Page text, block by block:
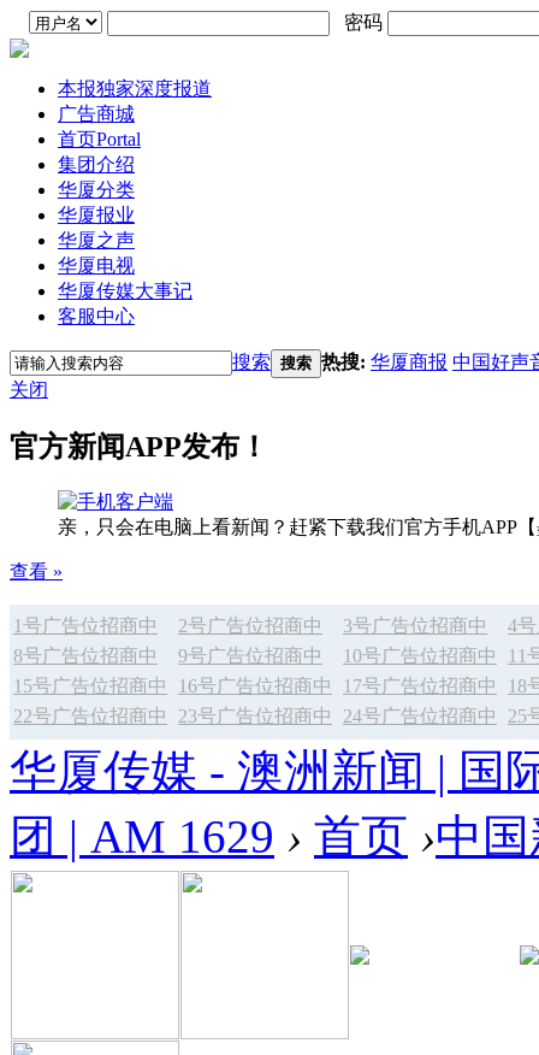
密码
本报独家深度报道
广告商城
首页Portal
集团介绍
华厦分类
华厦报业
华厦之声
华厦电视
华厦传媒大事记
客服中心
搜索 搜索 热搜: 华厦商报 中国好声
关闭
官方新闻APP发布！
亲，只会在电脑上看新闻？赶紧下载我们官方手机APP
查看 »
1号广告位招商中 2号广告位招商中 3号广告位招商中
4
8号广告位招商中
9号广告位招商中 10号广告位招商中
11
15号广告位招商中
16号广告位招商中 17号广告位招商中
18
22号广告位招商中
23号广告位招商中 24号广告位招商中 25
华厦传媒 - 澳洲新闻 | 国
团 | AM 1629 › 首页 ›中